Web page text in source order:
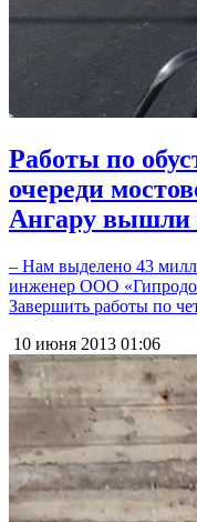
Работы по
очереди
Ангару
– Нам выделено 43
инженер ООО
Завершить работы по
10 июня 2013 01:06